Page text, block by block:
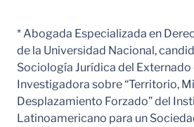
* Abogada Especializada en
de la Universidad Nacional,
Sociología Jurídica del Externado
Investigadora sobre “Territorio,
Desplazamiento Forzado” del
Latinoamericano para un